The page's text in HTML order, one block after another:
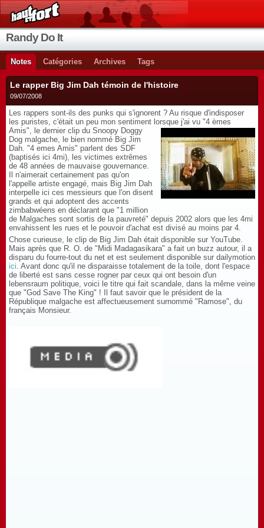
Randy Do It
Notes Catégories Archives Tags
Le rapper Big Jim Dah témoin de l'histoire
09/07/2008
Les rappers sont-ils des punks qui s'ignorent ? Au risque d'indisposer
les puristes, c'était un peu mon sentiment lorsque j'ai vu "4 èmes
Amis", le dernier clip du Snoopy Doggy
Dog malgache, le bien nommé Big Jim
Dah. "4 emes Amis" parlent des SDF
(baptisés ici 4mi), les victimes extrêmes
de 48 années de mauvaise gouvernance.
Il n'aimerait certainement pas qu'on
l'appelle artiste engagé, mais Big Jim Dah
interpelle ici ces messieurs que l'on disent
grands et qui adoptent des accents
zimbabwéens en déclarant que "1 million
de Malgaches sont sortis de la pauvreté" depuis 2002 alors que les 4mi
envahissent les rues et le pouvoir d'achat est divisé au moins par 4.
Chose curieuse, le clip de Big Jim Dah était disponible sur YouTube.
Mais après que R. O. de "Midi Madagasikara" a fait un buzz autour, il a
disparu du fourre-tout du net et est seulement disponible sur dailymotion
ici. Avant donc qu'il ne disparaisse totalement de la toile, dont l'espace
de liberté est sans cesse rogner par ceux qui ont besoin d'un
lebensraum politique, voici le titre qui fait scandale, dans la même veine
que "God Save The King" ! Il faut savoir que le président de la
République malgache est affectueusement surnommé "Ramose", du
français Monsieur.